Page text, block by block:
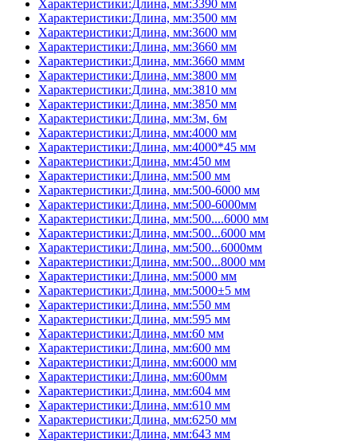
Характеристики:Длина, мм:3390 мм
Характеристики:Длина, мм:3500 мм
Характеристики:Длина, мм:3600 мм
Характеристики:Длина, мм:3660 мм
Характеристики:Длина, мм:3660 ммм
Характеристики:Длина, мм:3800 мм
Характеристики:Длина, мм:3810 мм
Характеристики:Длина, мм:3850 мм
Характеристики:Длина, мм:3м, 6м
Характеристики:Длина, мм:4000 мм
Характеристики:Длина, мм:4000*45 мм
Характеристики:Длина, мм:450 мм
Характеристики:Длина, мм:500 мм
Характеристики:Длина, мм:500-6000 мм
Характеристики:Длина, мм:500-6000мм
Характеристики:Длина, мм:500....6000 мм
Характеристики:Длина, мм:500...6000 мм
Характеристики:Длина, мм:500...6000мм
Характеристики:Длина, мм:500...8000 мм
Характеристики:Длина, мм:5000 мм
Характеристики:Длина, мм:5000±5 мм
Характеристики:Длина, мм:550 мм
Характеристики:Длина, мм:595 мм
Характеристики:Длина, мм:60 мм
Характеристики:Длина, мм:600 мм
Характеристики:Длина, мм:6000 мм
Характеристики:Длина, мм:600мм
Характеристики:Длина, мм:604 мм
Характеристики:Длина, мм:610 мм
Характеристики:Длина, мм:6250 мм
Характеристики:Длина, мм:643 мм